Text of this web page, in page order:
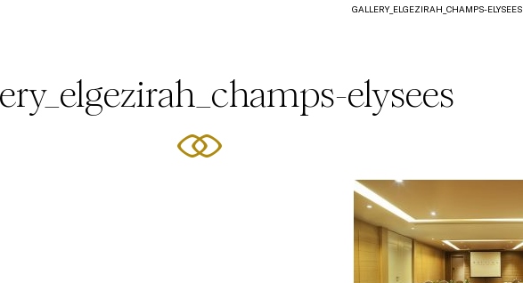
GALLERY_ELGEZIRAH_CHAMPS-ELYSEES
elysees